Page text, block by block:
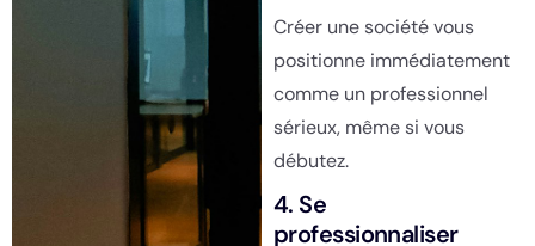
Créer une société vous
positionne immédiatement
comme un professionnel
sérieux, même si vous
débutez.
4. Se
professionnaliser